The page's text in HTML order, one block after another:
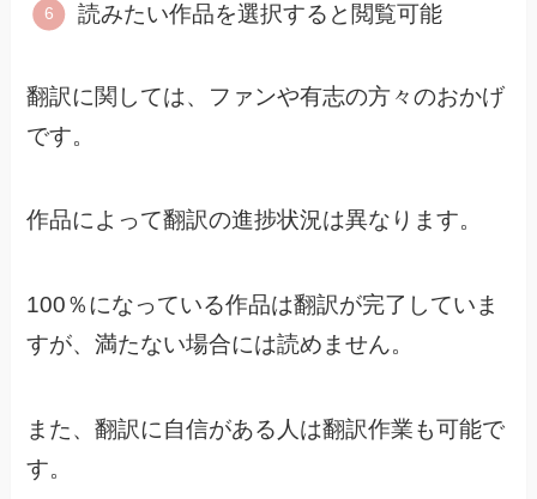
読みたい作品を選択すると閲覧可能
翻訳に関しては、ファンや有志の方々のおかげ
です。
作品によって翻訳の進捗状況は異なります。
100％になっている作品は翻訳が完了していま
すが、満たない場合には読めません。
また、翻訳に自信がある人は翻訳作業も可能で
す。